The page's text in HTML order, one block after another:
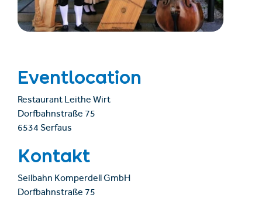
Eventlocation
Restaurant Leithe Wirt
Dorfbahnstraße 75
6534 Serfaus
Kontakt
Seilbahn Komperdell GmbH
Dorfbahnstraße 75